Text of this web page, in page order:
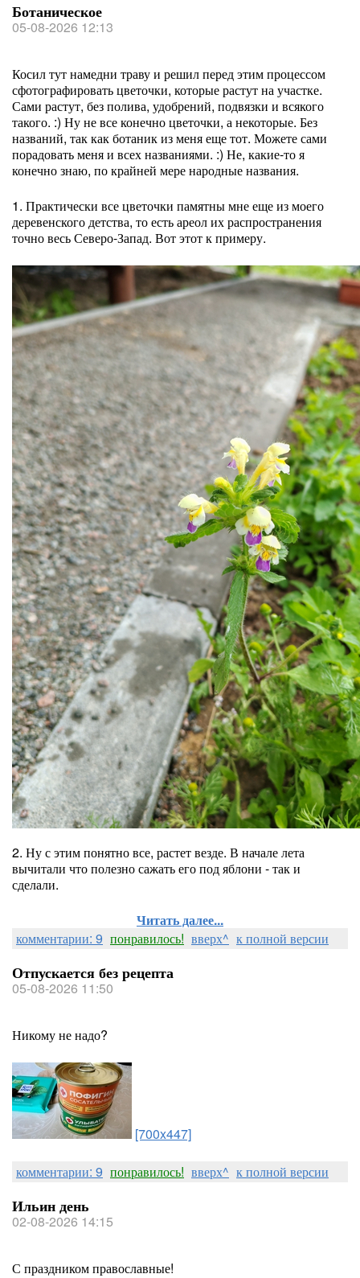
Ботаническое
05-08-2026 12:13
Косил тут намедни траву и решил перед этим процессом
сфотографировать цветочки, которые растут на участке.
Сами растут, без полива, удобрений, подвязки и всякого
такого. :) Ну не все конечно цветочки, а некоторые. Без
названий, так как ботаник из меня еще тот. Можете сами
порадовать меня и всех названиями. :) Не, какие-то я
конечно знаю, по крайней мере народные названия.
1. Практически все цветочки памятны мне еще из моего
деревенского детства, то есть ареол их распространения
точно весь Северо-Запад. Вот этот к примеру.
2. Ну с этим понятно все, растет везде. В начале лета
вычитали что полезно сажать его под яблони - так и
сделали.
Читать далее...
комментарии: 9 понравилось! вверх^ к полной версии
Отпускается без рецепта
05-08-2026 11:50
Никому не надо?
[700x447]
комментарии: 9 понравилось! вверх^ к полной версии
Ильин день
02-08-2026 14:15
С праздником православные!